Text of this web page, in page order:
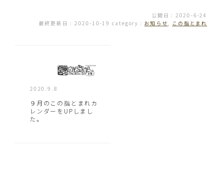
公開日 : 2020-6-24
最終更新日 : 2020-10-19 category : お知らせ この指とまれ
2020.9.8
９月のこの指とまれカ
レンダーをUPしまし
た。